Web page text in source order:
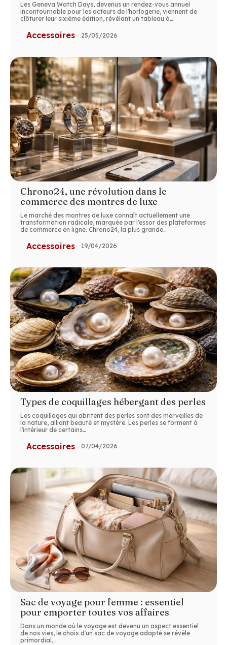
Les Geneva Watch Days, devenus un rendez-vous annuel
incontournable pour les acteurs de l'horlogerie, viennent de
clôturer leur sixième édition, révélant un tableau à…
Accessoires 25/05/2026
Chrono24, une révolution dans le
commerce des montres de luxe
Le marché des montres de luxe connaît actuellement une
transformation radicale, marquée par l'essor des plateformes
de commerce en ligne. Chrono24, la plus grande…
Accessoires 19/04/2026
Types de coquillages hébergant des perles
Les coquillages qui abritent des perles sont des merveilles de
la nature, alliant beauté et mystère. Les perles se forment à
l'intérieur de certains…
Accessoires 07/04/2026
Sac de voyage pour femme : essentiel
pour emporter toutes vos affaires
Dans un monde où le voyage est devenu un aspect essentiel
de nos vies, le choix d'un sac de voyage adapté se révèle
primordial,…